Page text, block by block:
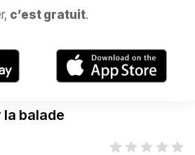
c’est gratuit.
la balade